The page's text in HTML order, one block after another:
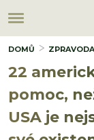
DOMŮ
22
pomoc,
USA je